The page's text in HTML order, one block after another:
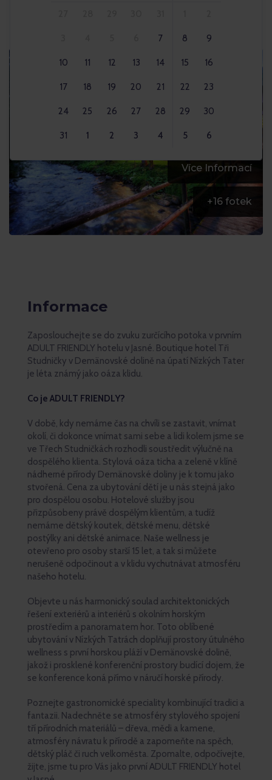
7 8 9
10 11 12 13 14 15 16
17 18 19 20 21 22 23
24 25 26 27 28 29 30
31 1 2 3 4 5 6
Více Informací
+16 fotek
Informace
Zaposlouchejte se do zvuku zurčícího potoka v prvním
ADULT FRIENDLY hotelu v Jasné. Boutique hotel Tři
Studničky v Demänovské dolině na úpatí Nízkých Tater
je léta známý jako oáza klidu.
Co je ADULT FRIENDLY?
V době, kdy nemáme čas na chvíli se zastavit, vnímat
okolí, či dokonce vnímat sami sebe a lidi kolem jsme se
ve Třech Studničkách rozhodli soustředit výlučně na
dospělého klienta. Stylová oáza ticha a zeleně v klíně
nádherné přírody Demänovské doliny je k tomu jako
stvořená. Cena za ubytování dětí je u nás stejná jako
pro dospělou osobu. Hotelové služby jsou
přizpůsobeny právě dospělým klientům, a tudíž
nemáme dětský koutek, dětské menu, dětské
postýlky ani dětské animace. Naše wellness je
otevřeno pro osoby starší 15 let, a tak si můžete
nerušeně odpočinout a v klidu vychutnávat atmosféru
našeho hotelu.
Objevte u nás harmonický soulad architektonických
řešení exteriérů a interiérů s okolním horským
prostředím a panoramatem hor. Toto oblíbené
ubytování v Nízkých Tatrách doplňují prostory útulného
wellness s první horskou pláží v Demänovské dolině,
jakož i prosklené konferenční prostory budící dojem, že
se konference koná přímo v náručí horské přírody.
Poznejte gastronomické speciality kombinující tradici a
fantazii. Nadechněte se atmosféry stylového spojení
tří přírodních materiálů – dřeva, mědi a kamene,
atmosféry návratu k přírodě a zapomeňte na spěch,
dětský pláč či ruch velkoměsta. Zpomalte, odpočívejte,
žijte, jsme tu pro Vás jako první ADULT FRIENDLY hotel